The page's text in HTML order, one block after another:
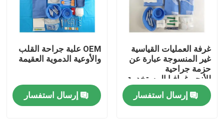
المنزل
المنتجات
غرفة العمليات القياسية
غير المنسوجة عبارة عن
حزمة جراحية
للأنجيوغرافيا المستخدمة
مرة واحدة
إرسال استفسار
OEM علبة جراحة القلب
والأوعية الدموية العقيمة
إرسال استفسار